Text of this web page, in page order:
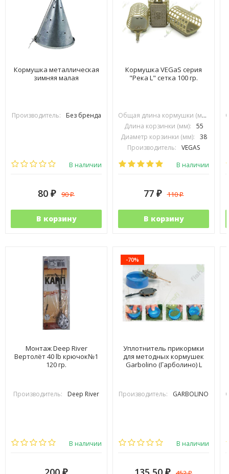
Кормушка металлическая
зимняя малая
Производитель: Без бренда
В наличии
80 ₽ 90₽
В корзину
Кормушка VEGaS серия
"Река L" сетка 100 гр.
Общая длина кормушки (мм):
Длина корзинки (мм):
55
Диаметр корзинки (мм):
38
Производитель:
VEGAS
В наличии
77 ₽ 110₽
В корзину
Монтаж Deep River
Вертолёт 40 lb крючок№1
120 гр.
Производитель: Deep River
В наличии
₽
-70%
Уплотнитель прикормки
для методных кормушек
Garbolino (Гарболино) L
Производитель: GARBOLINO
В наличии
₽ ₽